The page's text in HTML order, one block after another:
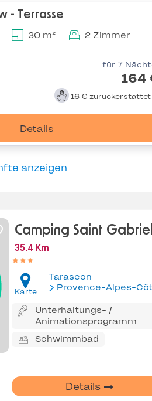
- Terrasse
30 m² 2 Zimmer
für 7
164
16 € zurückerstattet
Details
anzeigen
Camping Saint
35.4 Km
Karte
Tarascon
Provence-Alpes-Côte
Unterhaltungs- /
Animationsprogramm
Schwimmbad
Details